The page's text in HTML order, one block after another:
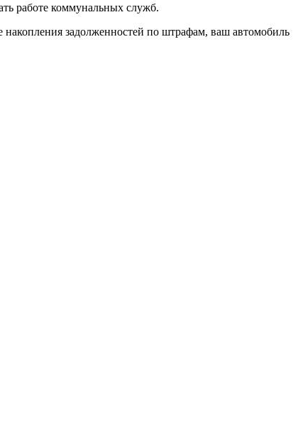
работе коммунальных служб.
задолженностей по штрафам, ваш автомобиль